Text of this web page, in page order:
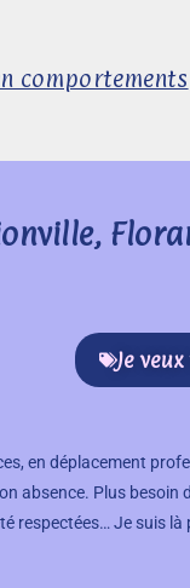
comportements
Je
en déplacement
absence. Plus
respectées… Je suis